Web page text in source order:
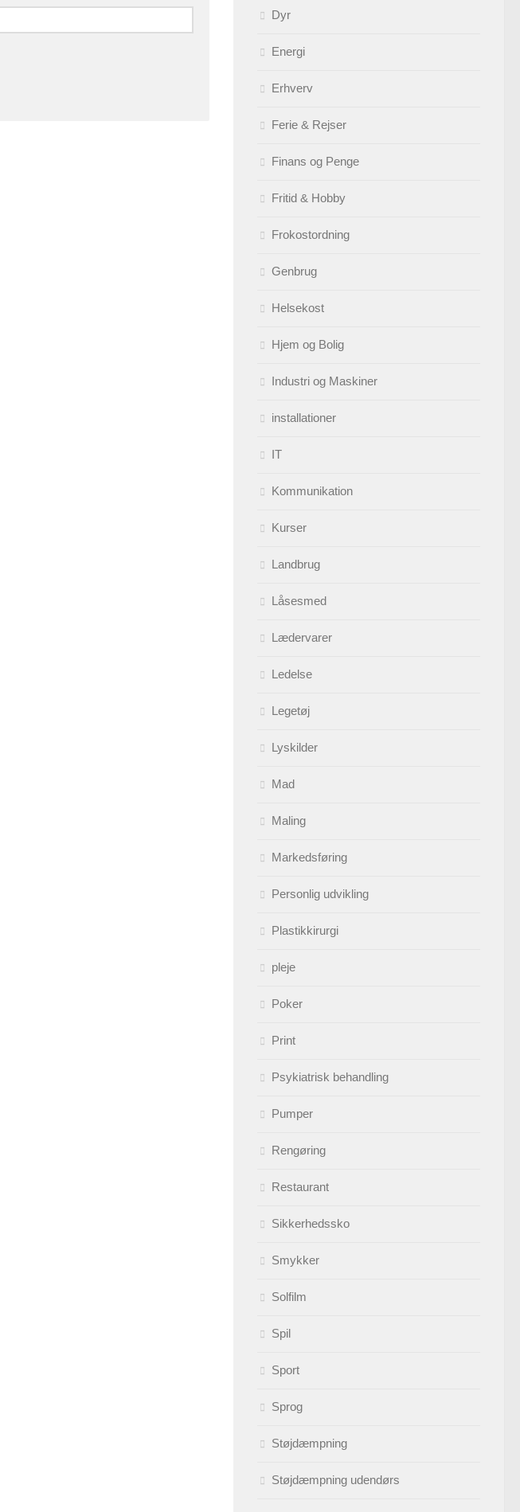
Dyr
Energi
Erhverv
Ferie & Rejser
Finans og Penge
Fritid & Hobby
Frokostordning
Genbrug
Helsekost
Hjem og Bolig
Industri og Maskiner
installationer
IT
Kommunikation
Kurser
Landbrug
Låsesmed
Lædervarer
Ledelse
Legetøj
Lyskilder
Mad
Maling
Markedsføring
Personlig udvikling
Plastikkirurgi
pleje
Poker
Print
Psykiatrisk behandling
Pumper
Rengøring
Restaurant
Sikkerhedssko
Smykker
Solfilm
Spil
Sport
Sprog
Støjdæmpning
Støjdæmpning udendørs